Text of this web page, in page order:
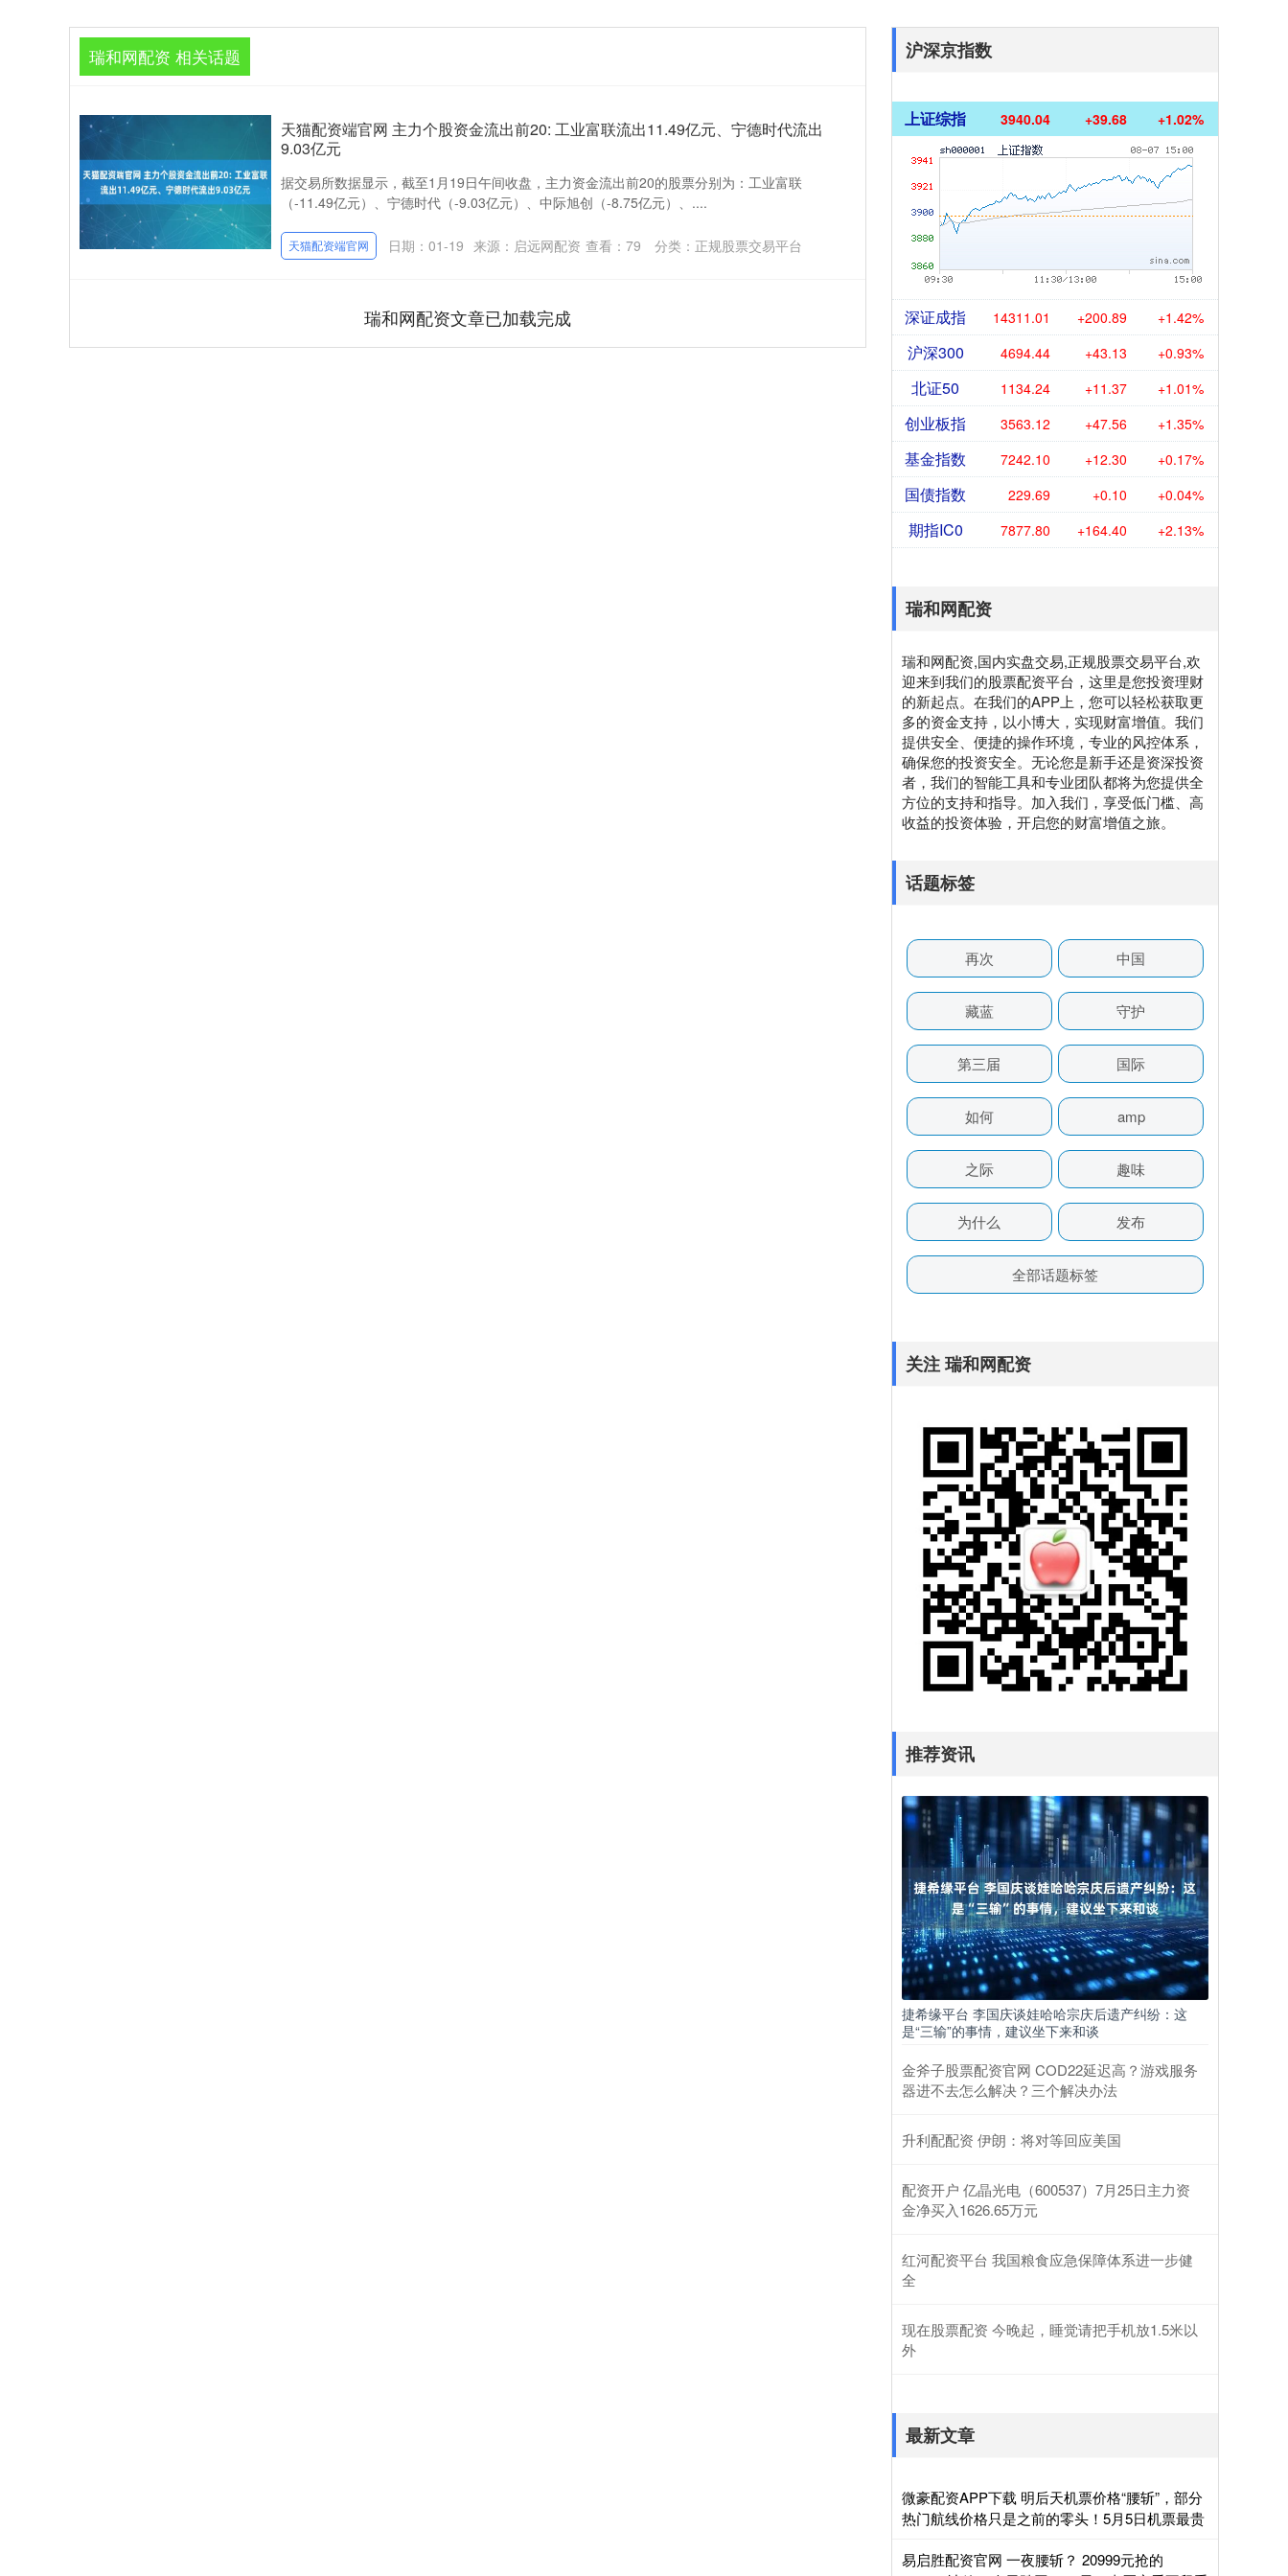
瑞和网配资 相关话题
天猫配资端官网 主力个股资金流出前20: 工业富联流出11.49亿元、宁德时代流出
9.03亿元
据交易所数据显示，截至1月19日午间收盘，主力资金流出前20的股票分别为：工业富联
（-11.49亿元）、宁德时代（-9.03亿元）、中际旭创（-8.75亿元）、....
天猫配资端官网 日期：01-19 来源：启远网配资 查看： 79 分类： 正规股票交易平台
瑞和网配资文章已加载完成
沪深京指数
上证综指 3940.04 +39.68 +1.02%
深证成指 14311.01 +200.89 +1.42%
沪深300 4694.44 +43.13 +0.93%
北证50 1134.24 +11.37 +1.01%
创业板指 3563.12 +47.56 +1.35%
基金指数 7242.10 +12.30 +0.17%
国债指数 229.69 +0.10 +0.04%
期指IC0 7877.80 +164.40 +2.13%
瑞和网配资
瑞和网配资,国内实盘交易,正规股票交易平台,欢
迎来到我们的股票配资平台，这里是您投资理财
的新起点。在我们的APP上，您可以轻松获取更
多的资金支持，以小博大，实现财富增值。我们
提供安全、便捷的操作环境，专业的风控体系，
确保您的投资安全。无论您是新手还是资深投资
者，我们的智能工具和专业团队都将为您提供全
方位的支持和指导。加入我们，享受低门槛、高
收益的投资体验，开启您的财富增值之旅。
话题标签
再次 中国
藏蓝 守护
第三届 国际
如何 amp
之际 趣味
为什么 发布
全部话题标签
关注 瑞和网配资
推荐资讯
捷希缘平台 李国庆谈娃哈哈宗庆后遗产纠纷：这
是“三输”的事情，建议坐下来和谈
金斧子股票配资官网 COD22延迟高？游戏服务
器进不去怎么解决？三个解决办法
升利配配资 伊朗：将对等回应美国
配资开户 亿晶光电（600537）7月25日主力资
金净买入1626.65万元
红河配资平台 我国粮食应急保障体系进一步健
全
现在股票配资 今晚起，睡觉请把手机放1.5米以
外
最新文章
微豪配资APP下载 明后天机票价格“腰斩”，部分
热门航线价格只是之前的零头！5月5日机票最贵
易启胜配资官网 一夜腰斩？ 20999元抢的